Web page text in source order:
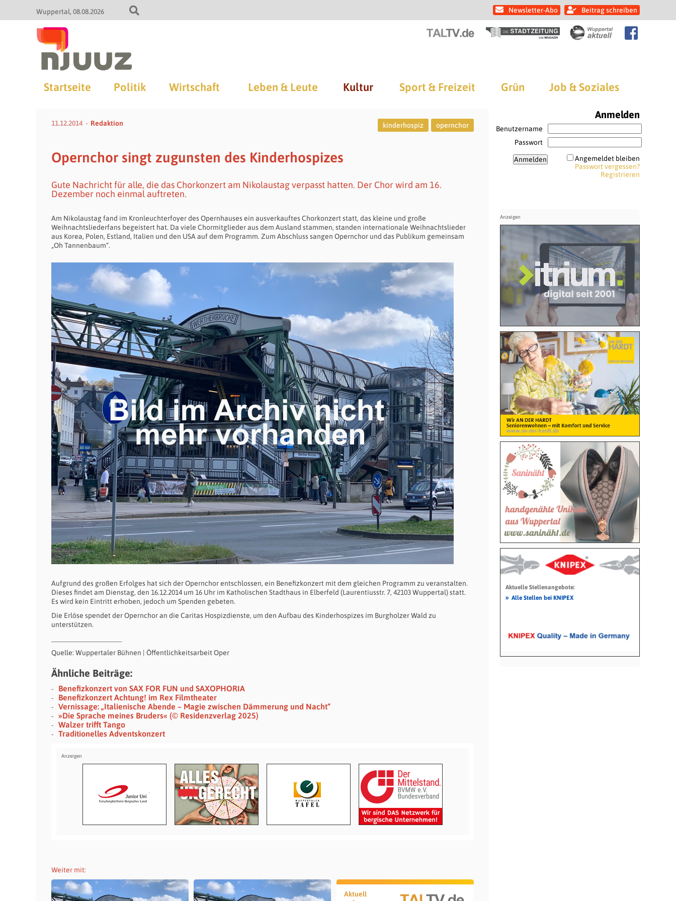
Wuppertal 08.08.2026 Newsletter-Abo Beitrag schreiben
Startseite Politik Wirtschaft Leben & Leute Kultur Sport & Freizeit Grün Job & Soziales
11.12.2014 Redaktion kinderhospiz opernchor
Opernchor singt zugunsten des Kinderhospizes
Gute Nachricht für alle, die das Chorkonzert am Nikolaustag verpasst hatten. Der Chor wird am 16.
Dezember noch einmal auftreten.
Am Nikolaustag fand im Kronleuchterfoyer des Opernhauses ein ausverkauftes Chorkonzert statt, das kleine und große
Weihnachtsliederfans begeistert hat. Da viele Chormitglieder aus dem Ausland stammen, standen internationale Weihnachtslieder
aus Korea, Polen, Estland, Italien und den USA auf dem Programm. Zum Abschluss sangen Opernchor und das Publikum gemeinsam
„Oh Tannenbaum“.
Aufgrund des großen Erfolges hat sich der Opernchor entschlossen, ein Benefizkonzert mit dem gleichen Programm zu veranstalten.
Dieses findet am Dienstag, den 16.12.2014 um 16 Uhr im Katholischen Stadthaus in Elberfeld (Laurentiusstr. 7, 42103 Wuppertal) statt.
Es wird kein Eintritt erhoben, jedoch um Spenden gebeten.
Die Erlöse spendet der Opernchor an die Caritas Hospizdienste, um den Aufbau des Kinderhospizes im Burgholzer Wald zu
unterstützen.
Quelle: Wuppertaler Bühnen | Öffentlichkeitsarbeit Oper
Ähnliche Beiträge:
Benefizkonzert von SAX FOR FUN und SAXOPHORIA
Benefizkonzert Achtung! im Rex Filmtheater
Vernissage: „Italienische Abende – Magie zwischen Dämmerung und Nacht“
»Die Sprache meines Bruders« (© Residenzverlag 2025)
Walzer trifft Tango
Traditionelles Adventskonzert
Weiter mit:
Aktuell
Anmelden
Benutzername
Passwort
Angemeldet bleiben
Passwort vergessen?
Registrieren
Aktuelle Stellenangebote:
» Alle Stellen bei KNIPEX